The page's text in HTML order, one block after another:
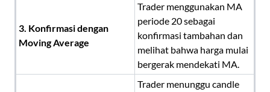
3. Konfirmasi dengan
Moving Average
Trader menggunakan MA
periode 20 sebagai
konfirmasi tambahan dan
melihat bahwa harga mulai
bergerak mendekati MA.
Trader menunggu candle